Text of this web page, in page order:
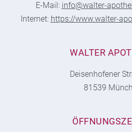
E-Mail: info@walter-
Internet: https://www.walter-
WALTER
Deisenhofener
81539